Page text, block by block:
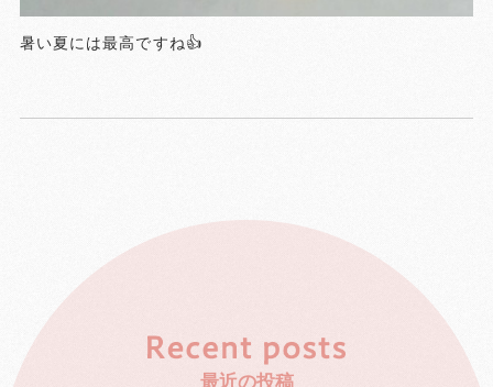
暑い夏には最高ですね👍
最近の投稿